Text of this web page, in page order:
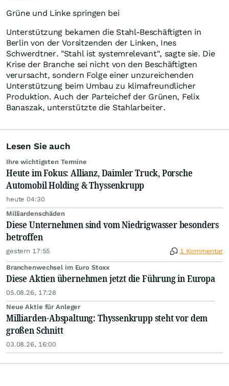
Grüne und Linke springen bei
Unterstützung bekamen die Stahl-Beschäftigten in
Berlin von der Vorsitzenden der Linken, Ines
Schwerdtner. "Stahl ist systemrelevant", sagte sie. Die
Krise der Branche sei nicht von den Beschäftigten
verursacht, sondern Folge einer unzureichenden
Unterstützung beim Umbau zu klimafreundlicher
Produktion. Auch der Parteichef der Grünen, Felix
Banaszak, unterstützte die Stahlarbeiter.
Lesen Sie auch
Ihre wichtigsten Termine
Heute im Fokus: Allianz, Daimler Truck, Porsche
Automobil Holding & Thyssenkrupp
heute 04:30
Milliardenschäden
Diese Unternehmen sind vom Niedrigwasser besonders
betroffen
gestern 17:55 1 Kommentar
Branchenwechsel im Euro Stoxx
Diese Aktien übernehmen jetzt die Führung in Europa
05.08.26, 17:28
Neue Aktie für Anleger
Milliarden-Abspaltung: Thyssenkrupp steht vor dem
großen Schnitt
03.08.26, 16:00